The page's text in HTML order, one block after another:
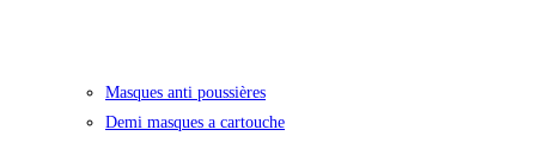
Masques anti poussières
Demi masques a cartouche